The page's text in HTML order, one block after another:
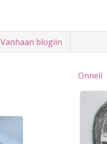
Vanhaan blogiin
Onneli